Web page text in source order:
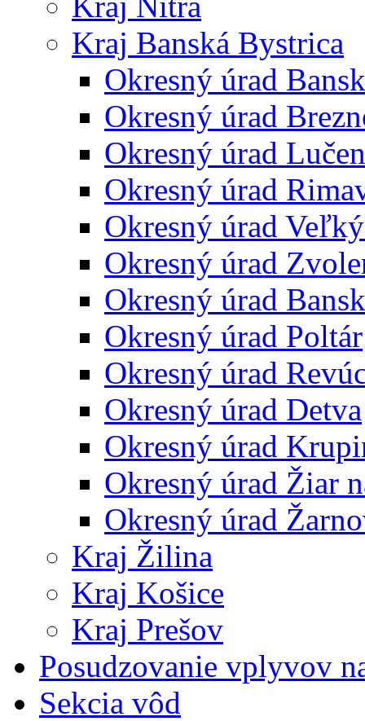
Kraj Banská Bystrica
Okresný úrad
Okresný úrad
Okresný úrad
Okresný úrad
Okresný úrad
Okresný úrad
Okresný úrad
Okresný úrad Poltár
Okresný úrad
Okresný úrad Detva
Okresný úrad
Okresný úrad Žiar
Okresný úrad
Kraj Žilina
Kraj Košice
Kraj Prešov
Posudzovanie vplyvov
Sekcia vôd